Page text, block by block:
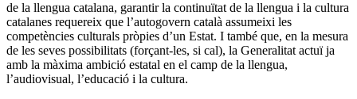
de la llengua catalana, garantir la continuïtat de la llengua i la cultura
catalanes requereix que l’autogovern català assumeixi les
competències culturals pròpies d’un Estat. I també que, en la mesura
de les seves possibilitats (forçant-les, si cal), la Generalitat actuï ja
amb la màxima ambició estatal en el camp de la llengua,
l’audiovisual, l’educació i la cultura.